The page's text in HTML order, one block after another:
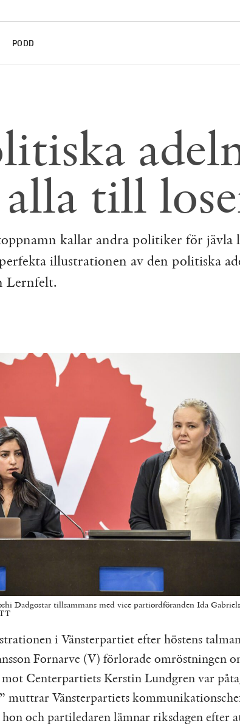
PODD
alla till
kallar andra politiker för jävla
illustrationen av den politiska
Lernfelt.
Dadgostar tillsammans med vice partiordföranden Ida
i Vänsterpartiet efter höstens
Fornarve (V) förlorade omröstningen
Centerpartiets Kerstin Lundgren var
muttrar Vänsterpartiets
och partiledaren lämnar riksdagen efter